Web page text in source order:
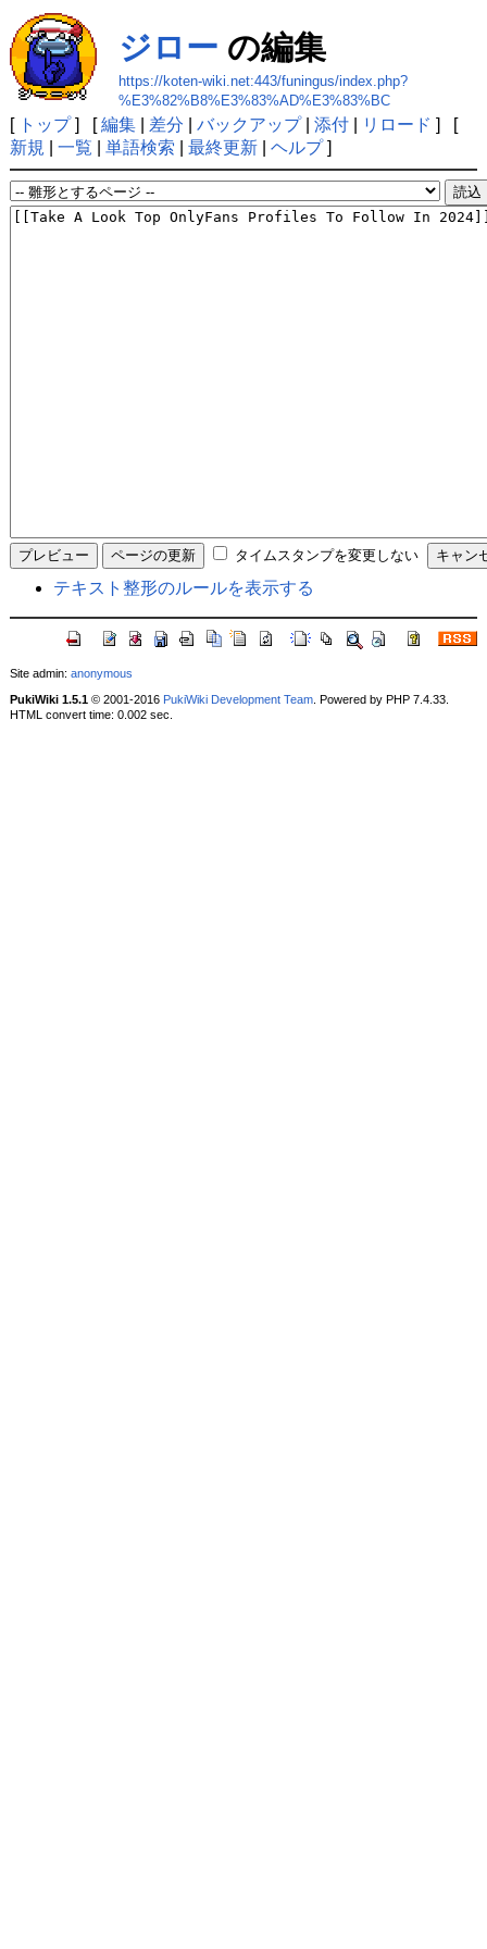
ジロー の編集
https://koten-wiki.net:443/funingus/index.php?
%E3%82%B8%E3%83%AD%E3%83%BC
[ トップ] [編集| 差分 バックアップ| 添付| リロード ] [
新規
一覧 単語検索 最終更新| ヘルプ]
タイムスタンプを変更しない
テキスト整形のルールを表示する
Site admin: anonymous
PukiWiki 1.5.1© 2001-2016 PukiWiki Development Team. Powered by PHP 7.4.33.
HTML convert time: 0.002 sec.